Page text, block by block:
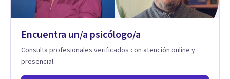
Terapia de exposición Terapia de juego para niños
Tratamiento de Traumas y Trastornos de Estrés
a superar experiencias traumáticas y mejorar tu calidad de
vida. Tratamiento de Adicciones.
Encuentra un/a psicólogo/a
Consulta profesionales verificados con atención online y
presencial.